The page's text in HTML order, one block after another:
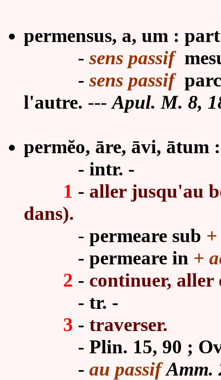
permensus, a, um :
-sens passif
-sens passif
l'autre. ---Apul. M. 8,
permĕo, āre, āvi, ātum
- intr. -
1 - aller jusqu'au
dans).
- permeare sub
- permeare in +
2 - continuer,
- tr. -
3 - traverser.
- Plin. 15, 90 ;
- au passifAmm.